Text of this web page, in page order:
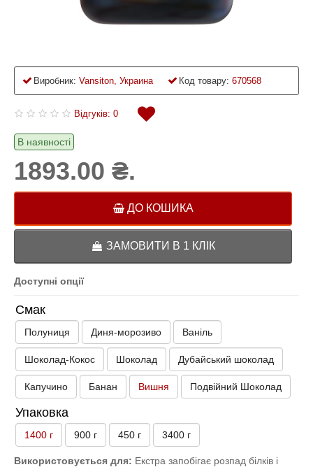
Виробник: Vansiton, Украина Код товару: 670568
Відгуків: 0
В наявності
1893.00 ₴.
ДО КОШИКА
ЗАМОВИТИ В 1 КЛІК
Доступні опції
Смак
Полуниця Диня-морозиво Ваніль
Шоколад-Кокос Шоколад Дубайський шоколад
Капучино Банан Вишня Подвійний Шоколад
Упаковка
1400 г 900 г 450 г 3400 г
Використовується для: Екстра запобігає розпад білків і